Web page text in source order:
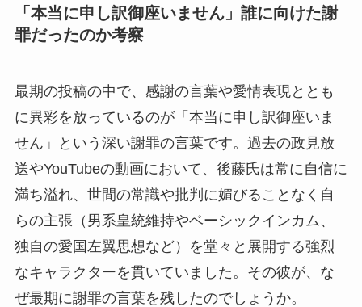
「本当に申し訳御座いません」誰に向けた謝
罪だったのか考察
最期の投稿の中で、感謝の言葉や愛情表現ととも
に異彩を放っているのが「本当に申し訳御座いま
せん」という深い謝罪の言葉です。過去の政見放
送やYouTubeの動画において、後藤氏は常に自信に
満ち溢れ、世間の常識や批判に媚びることなく自
らの主張（男系皇統維持やベーシックインカム、
独自の愛国左翼思想など）を堂々と展開する強烈
なキャラクターを貫いていました。その彼が、な
ぜ最期に謝罪の言葉を残したのでしょうか。